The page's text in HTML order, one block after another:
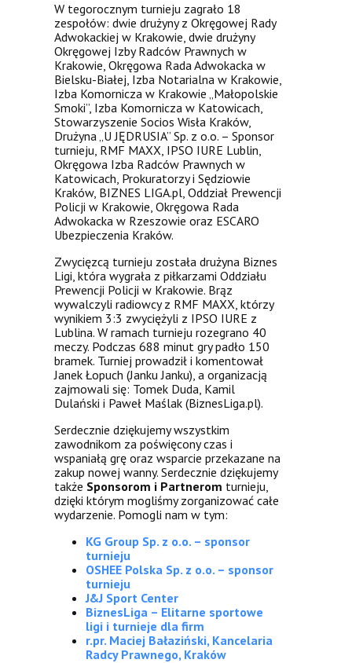
W tegorocznym turnieju zagrało 18
zespołów: dwie drużyny z Okręgowej Rady
Adwokackiej w Krakowie, dwie drużyny
Okręgowej Izby Radców Prawnych w
Krakowie, Okręgowa Rada Adwokacka w
Bielsku-Białej, Izba Notarialna w Krakowie,
Izba Komornicza w Krakowie „Małopolskie
Smoki”, Izba Komornicza w Katowicach,
Stowarzyszenie Socios Wisła Kraków,
Drużyna „U JĘDRUSIA” Sp. z o.o. – Sponsor
turnieju, RMF MAXX, IPSO IURE Lublin,
Okręgowa Izba Radców Prawnych w
Katowicach, Prokuratorzy i Sędziowie
Kraków, BIZNES LIGA.pl, Oddział Prewencji
Policji w Krakowie, Okręgowa Rada
Adwokacka w Rzeszowie oraz ESCARO
Ubezpieczenia Kraków.
Zwycięzcą turnieju została drużyna Biznes
Ligi, która wygrała z piłkarzami Oddziału
Prewencji Policji w Krakowie. Brąz
wywalczyli radiowcy z RMF MAXX, którzy
wynikiem 3:3 zwyciężyli z IPSO IURE z
Lublina. W ramach turnieju rozegrano 40
meczy. Podczas 688 minut gry padło 150
bramek. Turniej prowadził i komentował
Janek Łopuch (Janku Janku), a organizacją
zajmowali się: Tomek Duda, Kamil
Dulański i Paweł Maślak (BiznesLiga.pl).
Serdecznie dziękujemy wszystkim
zawodnikom za poświęcony czas i
wspaniałą grę oraz wsparcie przekazane na
zakup nowej wanny. Serdecznie dziękujemy
także Sponsorom i Partnerom turnieju,
dzięki którym mogliśmy zorganizować całe
wydarzenie. Pomogli nam w tym:
KG Group Sp. z o.o. – sponsor
turnieju
OSHEE Polska Sp. z o.o. – sponsor
turnieju
J&J Sport Center
BiznesLiga – Elitarne sportowe
ligi i turnieje dla firm
r.pr. Maciej Bałaziński, Kancelaria
Radcy Prawnego, Kraków